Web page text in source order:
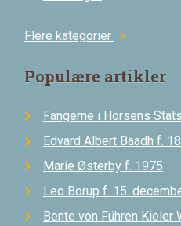
Flere kategorier chevron_right
Populære artikler
Fangerne i Horsens
Edvard Albert Baadh f.
Marie Østerby f. 1975
Leo Borup f. 15.
Bente von Führen Kieler